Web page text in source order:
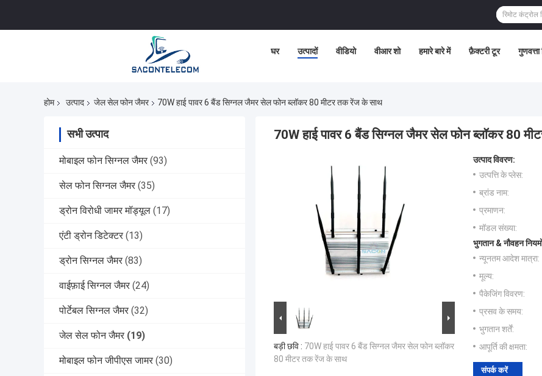
घर उत्पादों वीडियो वीआर शो हमारे बारे में फ़ैक्टरी टूर
होम उत्पाद जेल सेल फोन जैमर 70W हाई पावर 6 बैंड सिग्नल जैमर सेल फोन ब्लॉकर 80 मीटर तक रेंज के साथ
सभी उत्पाद
मोबाइल फोन सिग्नल जैमर (93)
सेल फोन सिग्नल जैमर (35)
ड्रोन विरोधी जामर मॉड्यूल (17)
एंटी ड्रोन डिटेक्टर (13)
ड्रोन सिग्नल जैमर (83)
वाईफ़ाई सिग्नल जैमर (24)
पोर्टेबल सिग्नल जैमर (32)
जेल सेल फोन जैमर (19)
मोबाइल फोन जीपीएस जामर (30)
70W हाई पावर 6 बैंड सिग्नल जैमर सेल फोन ब्लॉकर 80
बड़ी छवि : 70W हाई पावर 6 बैंड सिग्नल जैमर सेल फोन ब्लॉकर
80 मीटर तक रेंज के साथ
उत्पाद विवरण:
उत्पत्ति के प्लेस:
ब्रांड नाम:
प्रमाणन:
मॉडल संख्या:
भुगतान & नौवहन
न्यूनतम आदेश मात्रा:
मूल्य:
पैकेजिंग विवरण:
प्रसव के समय:
भुगतान शर्तें:
आपूर्ति की क्षमता:
संपर्क करें